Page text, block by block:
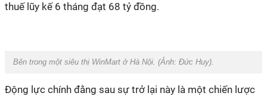
thuế lũy kế 6 tháng đạt 68 tỷ đồng.
Bên trong một siêu thị WinMart ở Hà Nội. (Ảnh: Đức Huy).
Động lực chính đằng sau sự trở lại này là một chiến lược